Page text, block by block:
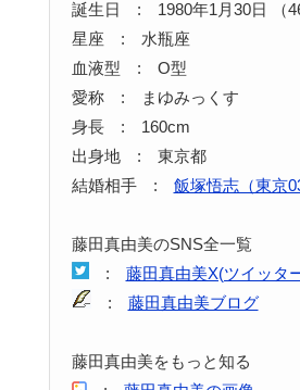
誕生日 : 1980年1月30日 （46
星座 : 水瓶座
血液型 : O型
愛称 : まゆみっくす
身長 : 160cm
出身地 : 東京都
結婚相手 : 飯塚悟志（東京
藤田真由美のSNS全一覧
: 藤田真由美X(ツイッタ
: 藤田真由美ブログ
藤田真由美をもっと知る